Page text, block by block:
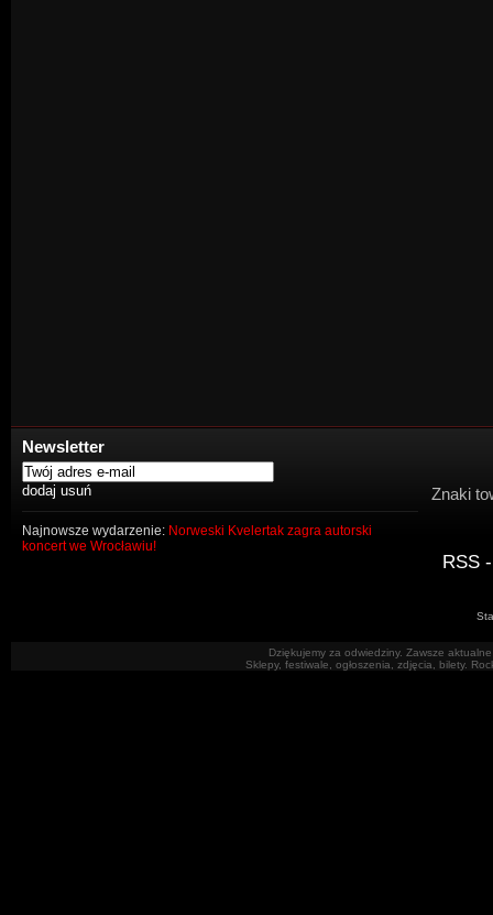
Newsletter
Najnowsze wydarzenie: Norweski Kvelertak zagra autorski
koncert we Wrocławiu!
Znaki
RSS
Dziękujemy za odwiedziny. Zawsze
Sklepy, festiwale, ogłoszenia, zdjęcia, bilety.